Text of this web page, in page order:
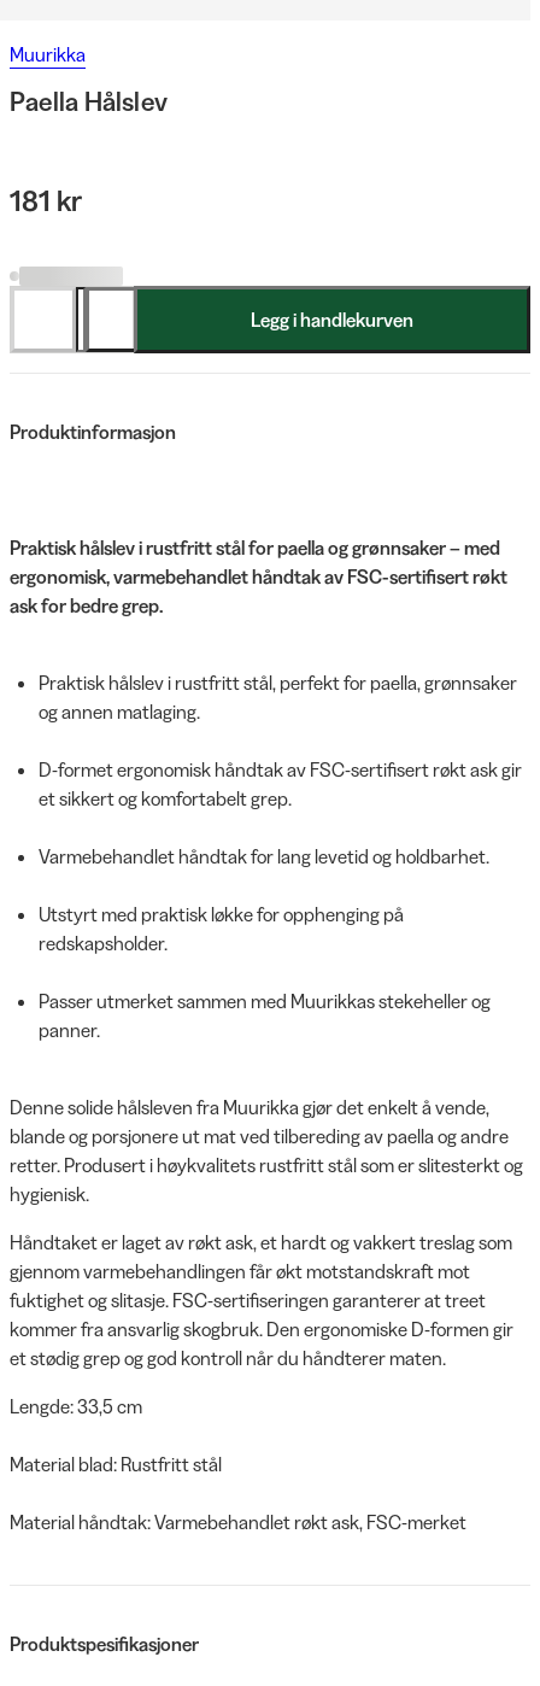
Muurikka
Paella Hålslev
181 kr
Legg i handlekurven
Produktinformasjon
Praktisk hålslev i rustfritt stål for paella og grønnsaker – med
ergonomisk, varmebehandlet håndtak av FSC-sertifisert røkt
ask for bedre grep.
Praktisk hålslev i rustfritt stål, perfekt for paella, grønnsaker
og annen matlaging.
D-formet ergonomisk håndtak av FSC-sertifisert røkt ask gir
et sikkert og komfortabelt grep.
Varmebehandlet håndtak for lang levetid og holdbarhet.
Utstyrt med praktisk løkke for opphenging på
redskapsholder.
Passer utmerket sammen med Muurikkas stekeheller og
panner.
Denne solide hålsleven fra Muurikka gjør det enkelt å vende,
blande og porsjonere ut mat ved tilbereding av paella og andre
retter. Produsert i høykvalitets rustfritt stål som er slitesterkt og
hygienisk.
Håndtaket er laget av røkt ask, et hardt og vakkert treslag som
gjennom varmebehandlingen får økt motstandskraft mot
fuktighet og slitasje. FSC-sertifiseringen garanterer at treet
kommer fra ansvarlig skogbruk. Den ergonomiske D-formen gir
et stødig grep og god kontroll når du håndterer maten.
Lengde: 33,5 cm
Material blad: Rustfritt stål
Material håndtak: Varmebehandlet røkt ask, FSC-merket
Produktspesifikasjoner